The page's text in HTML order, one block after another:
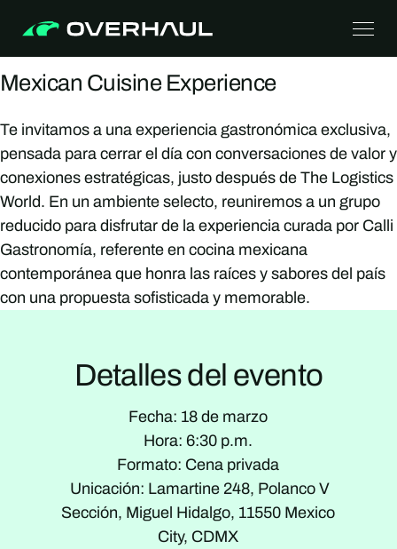
Mexican Cuisine Experience
Te invitamos a una experiencia gastronómica exclusiva,
pensada para cerrar el día con conversaciones de valor y
conexiones estratégicas, justo después de The Logistics
World. En un ambiente selecto, reuniremos a un grupo
reducido para disfrutar de la experiencia curada por Calli
Gastronomía, referente en cocina mexicana
contemporánea que honra las raíces y sabores del país
con una propuesta sofisticada y memorable.
Detalles del evento
Fecha: 18 de marzo‍
‍Hora: 6:30 p.m.
Formato: Cena privada
Unicación: Lamartine 248, Polanco V
Sección, Miguel Hidalgo, 11550 Mexico
City, CDMX